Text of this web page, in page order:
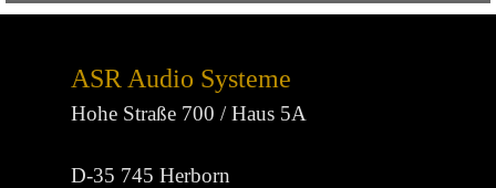
ASR Audio Systeme
Hohe Straße 700 / Haus 5A
D-35 745 Herborn